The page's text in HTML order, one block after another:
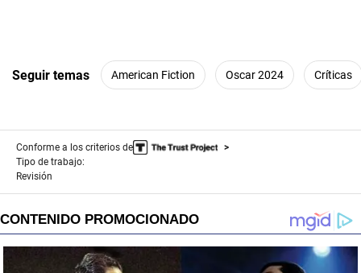
Seguir temas American Fiction Oscar 2024 Críticas
Conforme a los criterios de
Tipo de trabajo:
Revisión